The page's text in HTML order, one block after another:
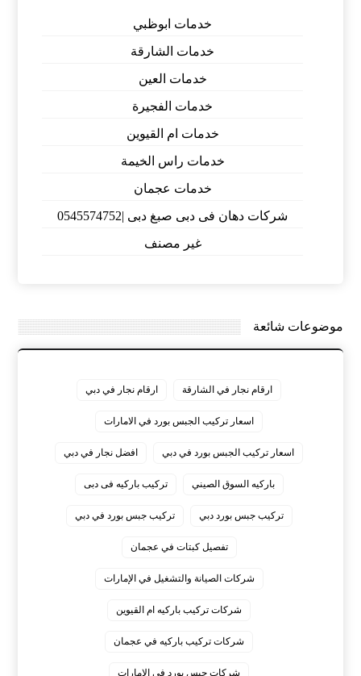
خدمات ابوظبي
خدمات الشارقة
خدمات العين
خدمات الفجيرة
خدمات ام القيوين
خدمات راس الخيمة
خدمات عجمان
شركات دهان فى دبى صبغ دبى |0545574752
غير مصنف
موضوعات شائعة
ارقام نجار في الشارقة ارقام نجار في دبي
اسعار تركيب الجبس بورد في الامارات
اسعار تركيب الجبس بورد في دبي افضل نجار في دبي
باركيه السوق الصيني تركيب باركيه فى دبى
تركيب جبس بورد دبي تركيب جبس بورد في دبي
تفصيل كبتات في عجمان
شركات الصيانة والتشغيل في الإمارات
شركات تركيب باركيه ام القيوين
شركات تركيب باركيه في عجمان
شركات جبس بورد في الامارات